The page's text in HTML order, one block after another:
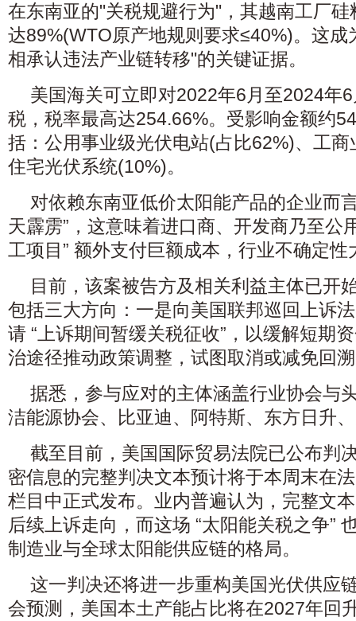
在东南亚的"关税规避行为"，其越南工厂
达89%(WTO原产地规则要求≤40%)。这成
相承认违法产业链转移"的关键证据。
美国海关可立即对2022年6月至2024年
税，税率最高达254.66%。受影响金额约
括：公用事业级光伏电站(占比62%)、工
住宅光伏系统(10%)。
对依赖东南亚低价太阳能产品的企业而
天霹雳”，这意味着进口商、开发商乃至公
工项目” 额外支付巨额成本，行业不确定性
目前，该案被告方及相关利益主体已开
包括三大方向：一是向美国联邦巡回上诉
请 “上诉期间暂缓关税征收”，以缓解短期
治途径推动政策调整，试图取消或减免回
据悉，参与应对的主体涵盖行业协会与
洁能源协会、比亚迪、阿特斯、东方日升
截至目前，美国国际贸易法院已公布判
密信息的完整判决文本预计将于本周末在
栏目中正式发布。业内普遍认为，完整文
后续上诉走向，而这场 “太阳能关税之争”
制造业与全球太阳能供应链的格局。
这一判决还将进一步重构美国光伏供应
会预测，美国本土产能占比将在2027年回